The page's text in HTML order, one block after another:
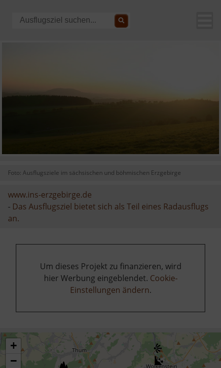
Foto: Ausflugsziele im sächsischen und böhmischen Erzgebirge
www.ins-erzgebirge.de
- Das Ausflugsziel bietet sich als Teil eines Radausflugs
an.
Um dieses Projekt zu finanzieren, wird
hier Werbung eingeblendet. Cookie-
Einstellungen ändern.
+
−